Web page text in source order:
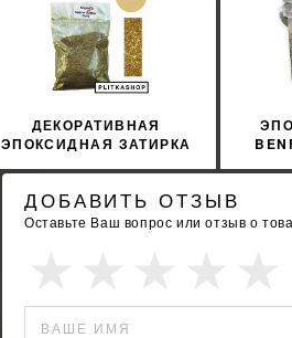
ДЕКОРАТИВНАЯ
ЭПОКСИДНАЯ ЗАТИРКА
ДОБАВИТЬ ОТЗЫВ
Оставьте Ваш вопрос или отзыв о
ВАШЕ ИМЯ